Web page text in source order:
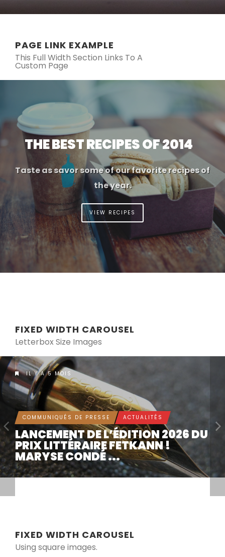
PAGE LINK EXAMPLE
This Full Width Section Links To A
Custom Page
THE BEST RECIPES OF 2014
Taste as savor some of our favorite recipes of
the year.
VIEW RECIPES
FIXED WIDTH CAROUSEL
Letterbox Size Images
IL Y A 5 MOIS
COMMUNIQUÉS DE PRESSE ACTUALITÉS
LANCEMENT DE L’ÉDITION 2026 DU
PRIX LITTÉRAIRE FETKANN !
MARYSE CONDÉ ...
FIXED WIDTH CAROUSEL
Using square images.